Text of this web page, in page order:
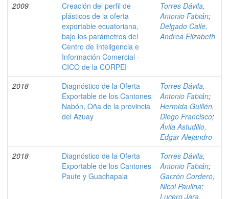
2009
Creación del perfil de
plásticos de la oferta
exportable ecuatoriana,
bajo los parámetros del
Centro de Inteligencia e
Información Comercial -
CICO de la CORPEI
Torres Dávila,
Antonio Fabián;
Delgado Calle,
Andrea Elizabeth
2018
Diagnóstico de la Oferta
Exportable de los Cantones
Nabón, Oña de la provincia
del Azuay
Torres Dávila,
Antonio Fabián;
Hermida Guillén,
Diego Francisco;
Ávila Astudillo,
Edgar Alejandro
2018
Diagnóstico de la Oferta
Exportable de los Cantones
Paute y Guachapala
Torres Dávila,
Antonio Fabián;
Garzón Cordero,
Nicol Paulina;
Lucero Jara,